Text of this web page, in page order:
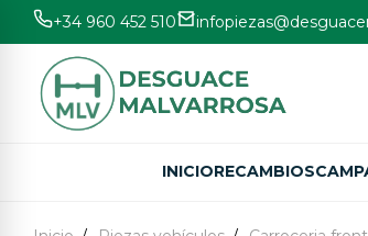
+34 960 452 510
INICIORECAMBIOS